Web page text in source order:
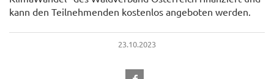
kann den Teilnehmenden kostenlos angeboten werden.
23.10.2023